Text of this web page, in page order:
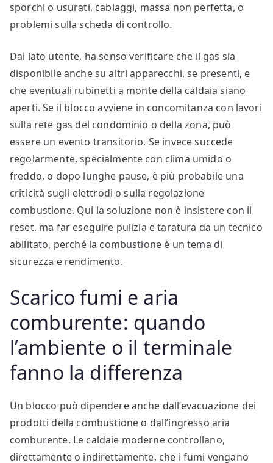
sporchi o usurati, cablaggi, massa non perfetta, o
problemi sulla scheda di controllo.
Dal lato utente, ha senso verificare che il gas sia
disponibile anche su altri apparecchi, se presenti, e
che eventuali rubinetti a monte della caldaia siano
aperti. Se il blocco avviene in concomitanza con lavori
sulla rete gas del condominio o della zona, può
essere un evento transitorio. Se invece succede
regolarmente, specialmente con clima umido o
freddo, o dopo lunghe pause, è più probabile una
criticità sugli elettrodi o sulla regolazione
combustione. Qui la soluzione non è insistere con il
reset, ma far eseguire pulizia e taratura da un tecnico
abilitato, perché la combustione è un tema di
sicurezza e rendimento.
Scarico fumi e aria
comburente: quando
l’ambiente o il terminale
fanno la differenza
Un blocco può dipendere anche dall’evacuazione dei
prodotti della combustione o dall’ingresso aria
comburente. Le caldaie moderne controllano,
direttamente o indirettamente, che i fumi vengano